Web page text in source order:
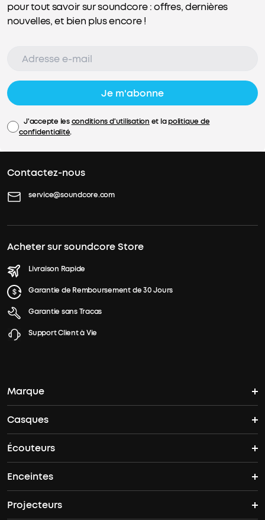
pour tout savoir sur soundcore : offres, dernières
nouvelles, et bien plus encore !
Je m'abonne
J'accepte lesconditions d'utilisation et lapolitique de
confidentialité.
Contactez-nous
service@soundcore.com
Acheter sur soundcore Store
Livraison Rapide
Garantie de Remboursement de 30 Jours
Garantie sans Tracas
Support Client à Vie
Marque
L'histoire de soundcore
Où acheter
Offres groupées
soundcore Care
Casques
Casques Bluetooth
Casques Antibruit
Space 2
Écouteurs
Écouteurs sans fil
Liberty 5 Pro Max
Enceintes
Enceintes Bluetooth
Projecteurs